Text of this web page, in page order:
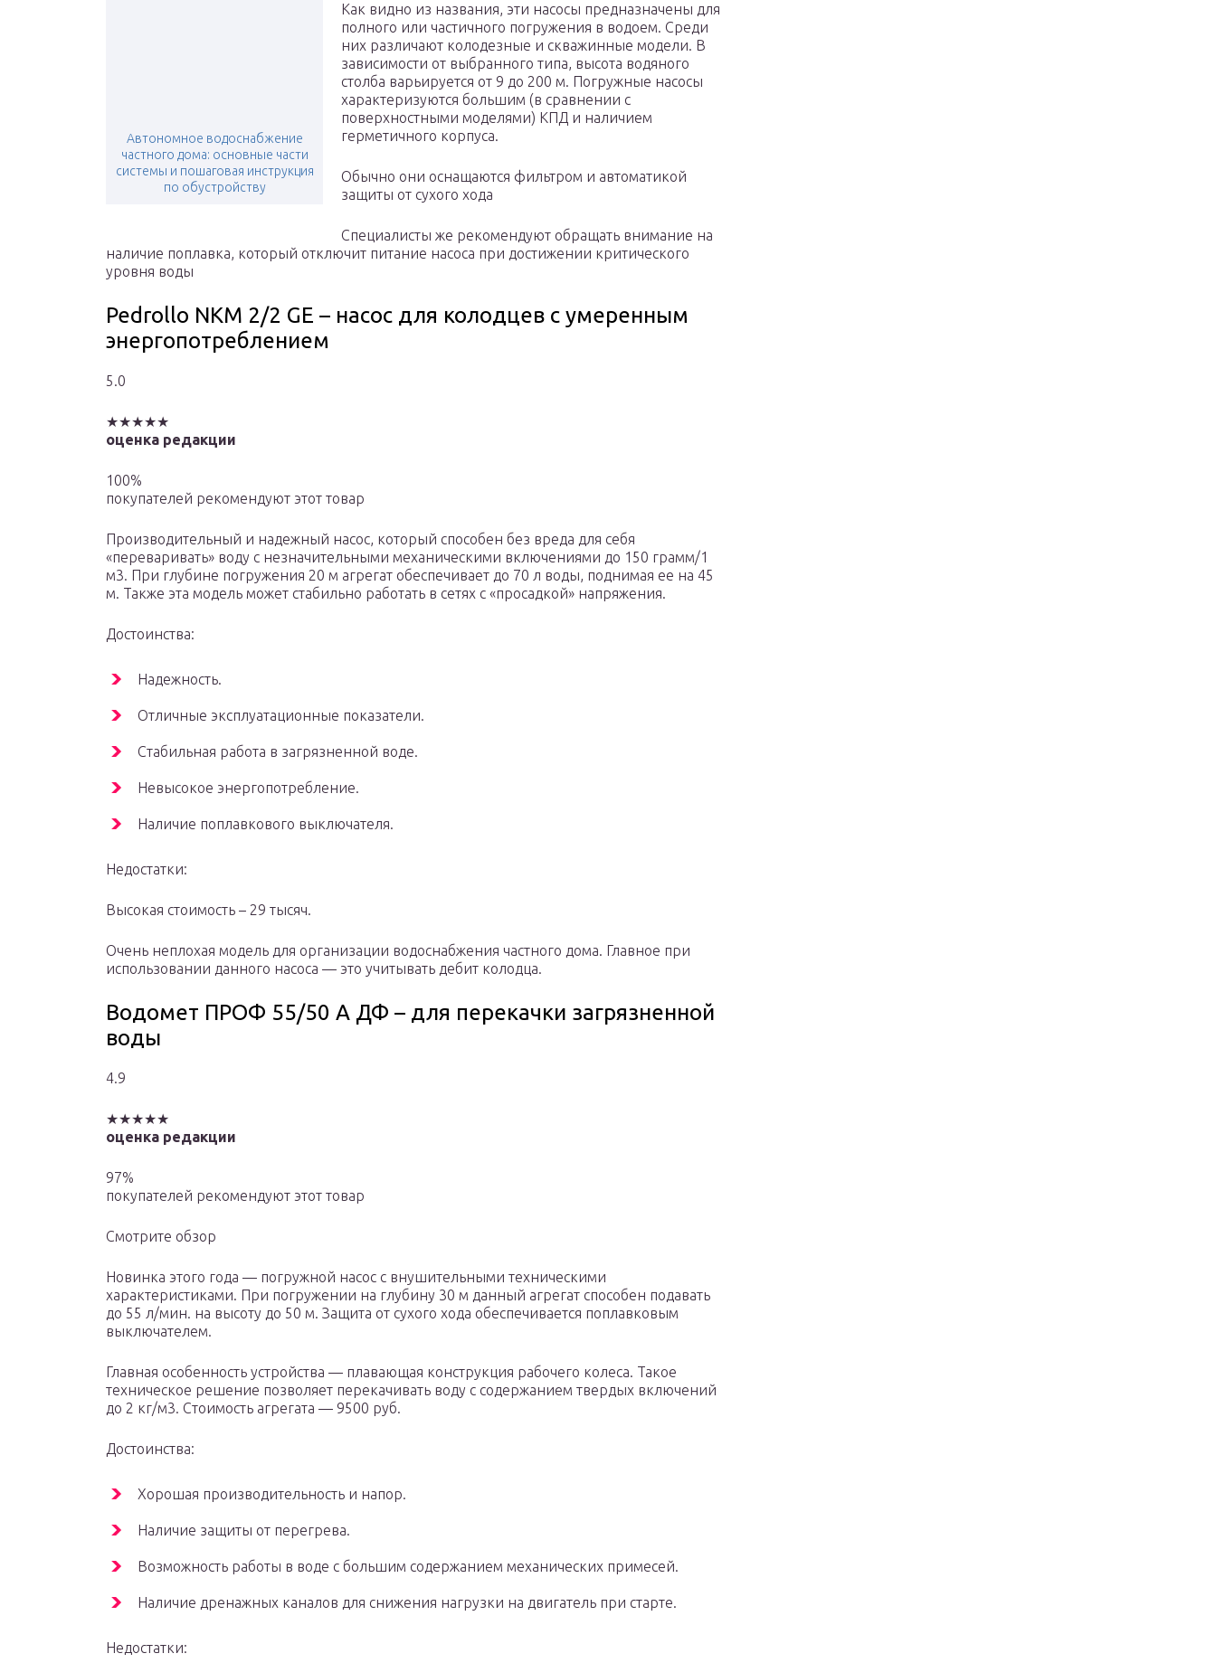
Автономное водоснабжение
частного дома: основные части
системы и пошаговая инструкция
по обустройству
Как видно из названия, эти насосы предназначены для
полного или частичного погружения в водоем. Среди
них различают колодезные и скважинные модели. В
зависимости от выбранного типа, высота водяного
столба варьируется от 9 до 200 м. Погружные насосы
характеризуются большим (в сравнении с
поверхностными моделями) КПД и наличием
герметичного корпуса.
Обычно они оснащаются фильтром и автоматикой
защиты от сухого хода
Специалисты же рекомендуют обращать внимание на
наличие поплавка, который отключит питание насоса при достижении критического
уровня воды
Pedrollo NKM 2/2 GE – насос для колодцев с умеренным
энергопотреблением
5.0
★★★★★
оценка редакции
100%
покупателей рекомендуют этот товар
Производительный и надежный насос, который способен без вреда для себя
«переваривать» воду с незначительными механическими включениями до 150 грамм/1
м3. При глубине погружения 20 м агрегат обеспечивает до 70 л воды, поднимая ее на 45
м. Также эта модель может стабильно работать в сетях с «просадкой» напряжения.
Достоинства:
Надежность.
Отличные эксплуатационные показатели.
Стабильная работа в загрязненной воде.
Невысокое энергопотребление.
Наличие поплавкового выключателя.
Недостатки:
Высокая стоимость – 29 тысяч.
Очень неплохая модель для организации водоснабжения частного дома. Главное при
использовании данного насоса — это учитывать дебит колодца.
Водомет ПРОФ 55/50 А ДФ – для перекачки загрязненной
воды
4.9
★★★★★
оценка редакции
97%
покупателей рекомендуют этот товар
Смотрите обзор
Новинка этого года — погружной насос с внушительными техническими
характеристиками. При погружении на глубину 30 м данный агрегат способен подавать
до 55 л/мин. на высоту до 50 м. Защита от сухого хода обеспечивается поплавковым
выключателем.
Главная особенность устройства — плавающая конструкция рабочего колеса. Такое
техническое решение позволяет перекачивать воду с содержанием твердых включений
до 2 кг/м3. Стоимость агрегата — 9500 руб.
Достоинства:
Хорошая производительность и напор.
Наличие защиты от перегрева.
Возможность работы в воде с большим содержанием механических примесей.
Наличие дренажных каналов для снижения нагрузки на двигатель при старте.
Недостатки: